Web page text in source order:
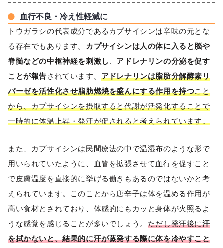
血行不良・冷え性軽減に
トウガラシの代表成分であるカプサイシンは辛味の元とな
る存在でもあります。 カプサイシンは人の体に入ると脳や
脊髄などの中枢神経を刺激し、アドレナリンの分泌を促す
ことが報告されています。アドレナリンは脂肪分解酵素リ
パーゼを活性化させ脂肪燃焼を盛んにする作用を持つこと
から、カプサイシンを摂取すると代謝が活発化することで
一時的に体温上昇・発汗が促されると考えられています。
また、カプサイシンは民間療法の中で温湿布のような形で
用いられていたように、血管を拡張させて血行を促すこと
で皮膚温度を直接的に挙げる働きもあるのではないかと考
えられています。このことから唐辛子は体を温める作用が
高い食材とされており、体感的にもカッと身体が火照るよ
うな感覚を感じることが多いでしょう。 ただし発汗後に汗
を拭かないと、結果的に汗が蒸発する際に体を冷やすこと